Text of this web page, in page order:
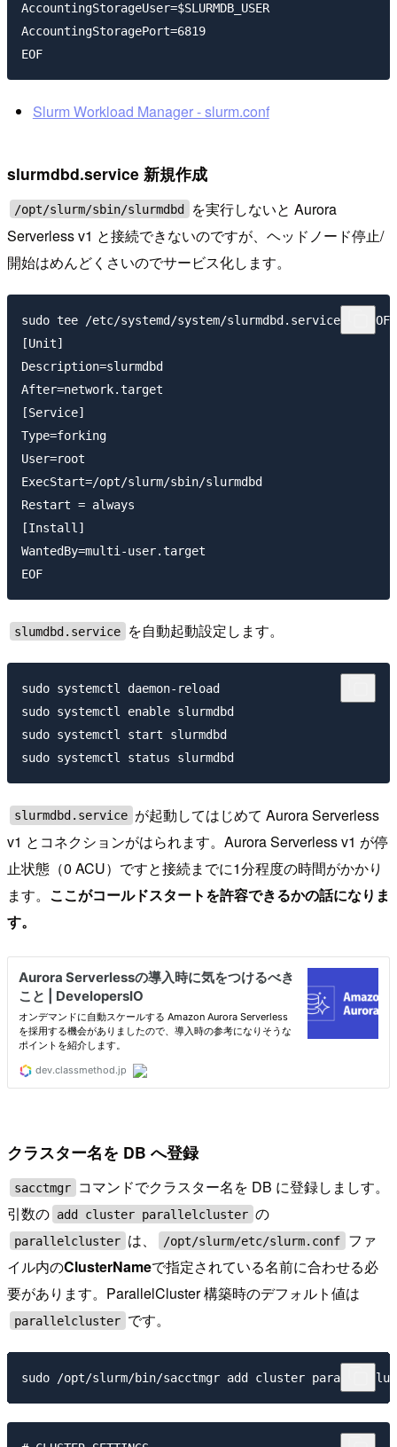
AccountingStorageUser=$SLURMDB_USER
AccountingStoragePort=6819
Slurm Workload Manager - slurm.conf
slurmdbd.service 新規作成
/opt/slurm/sbin/slurmdbd
を実行しないと Aurora
Serverless v1 と接続できないのですが、ヘッドノード停止/
開始はめんどくさいのでサービス化します。
sudo tee /etc/systemd/system/slurmdbd.service << EOF
[Unit]
Description=slurmdbd
After=network.target
[Service]
Type=forking
User=root
ExecStart=/opt/slurm/sbin/slurmdbd
Restart = always
[Install]
WantedBy=multi-user.target
slumdbd.service を自動起動設定します。
sudo systemctl daemon-reload
sudo systemctl enable slurmdbd
sudo systemctl start slurmdbd
slurmdbd.service が起動してはじめて Aurora Serverless
v1 とコネクションがはられます。Aurora Serverless v1 が停
止状態（0 ACU）ですと接続までに1分程度の時間がかかり
ます。 ここがコールドスタートを許容できるかの話になりま
す。
クラスター名を DB へ登録
sacctmgr
コマンドでクラスター名を DB に登録しましす。
引数の add cluster parallelcluster の
parallelcluster は、 /opt/slurm/etc/slurm.conf
ファ
イル内のClusterNameで指定されている名前に合わせる必
要があります。ParallelCluster 構築時のデフォルト値は
parallelcluster です。